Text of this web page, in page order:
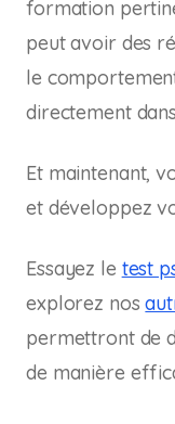
formation
peut avoir des
le
directement
Et maintenant,
et développez
Essayez le test
explorez nos
permettront de
de manière